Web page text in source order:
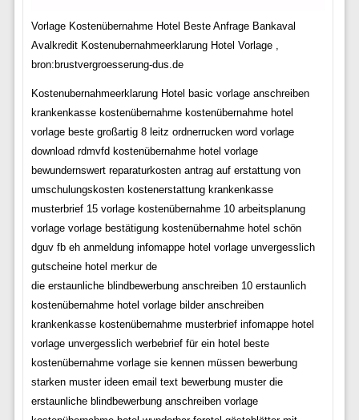
Vorlage Kostenübernahme Hotel Beste Anfrage Bankaval
Avalkredit Kostenubernahmeerklarung Hotel Vorlage ,
bron:brustvergroesserung-dus.de
Kostenubernahmeerklarung Hotel basic vorlage anschreiben
krankenkasse kostenübernahme kostenübernahme hotel
vorlage beste großartig 8 leitz ordnerrucken word vorlage
download rdmvfd kostenübernahme hotel vorlage
bewundernswert reparaturkosten antrag auf erstattung von
umschulungskosten kostenerstattung krankenkasse
musterbrief 15 vorlage kostenübernahme 10 arbeitsplanung
vorlage vorlage bestätigung kostenübernahme hotel schön
dguv fb eh anmeldung infomappe hotel vorlage unvergesslich
gutscheine hotel merkur de
die erstaunliche blindbewerbung anschreiben 10 erstaunlich
kostenübernahme hotel vorlage bilder anschreiben
krankenkasse kostenübernahme musterbrief infomappe hotel
vorlage unvergesslich werbebrief für ein hotel beste
kostenübernahme vorlage sie kennen müssen bewerbung
starken muster ideen email text bewerbung muster die
erstaunliche blindbewerbung anschreiben vorlage